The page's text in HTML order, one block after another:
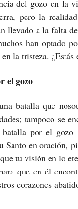
del gozo en la
pero la
llevado a la falta
han optado
la tristeza.
el gozo
batalla que
tampoco se
batalla por el
Santo en oración,
tu visión en lo
que en él
corazones